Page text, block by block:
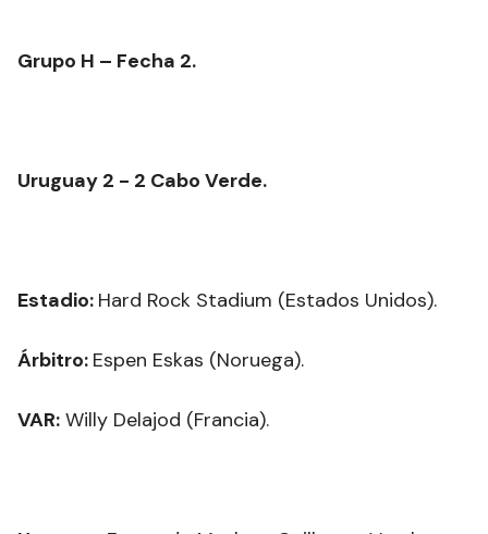
Grupo H – Fecha 2.
Uruguay 2 - 2 Cabo Verde.
Estadio: Hard Rock Stadium (Estados Unidos).
Árbitro: Espen Eskas (Noruega).
VAR: Willy Delajod (Francia).